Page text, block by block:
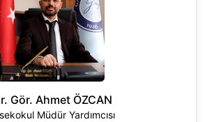
Gör. Ahmet ÖZCAN
Müdür Yardımcısı